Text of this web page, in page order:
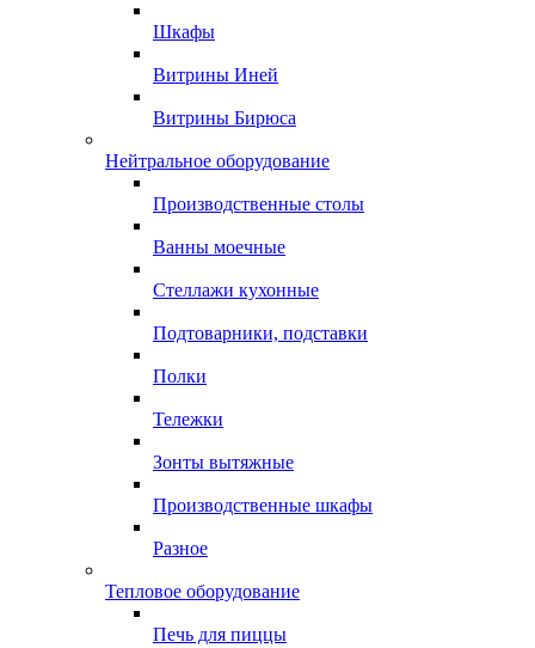
Шкафы
Витрины Иней
Витрины Бирюса
Нейтральное оборудование
Производственные столы
Ванны моечные
Стеллажи кухонные
Подтоварники, подставки
Полки
Тележки
Зонты вытяжные
Производственные шкафы
Разное
Тепловое оборудование
Печь для пиццы